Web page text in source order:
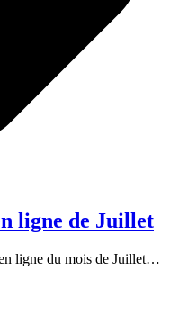
ligne de Juillet
ligne du mois de Juillet…